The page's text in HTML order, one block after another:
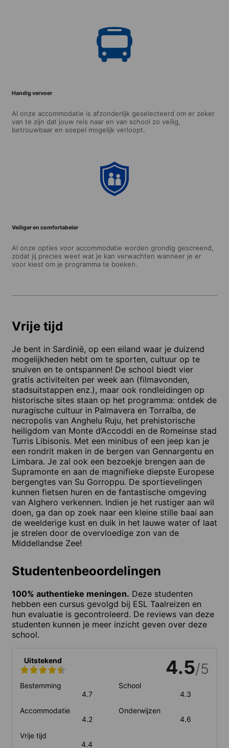
Handig vervoer
Al onze accommodatie is afzonderlijk geselecteerd om er zeker
van te zijn dat jouw reis naar en van school zo veilig,
betrouwbaar en soepel mogelijk verloopt.
Veiliger en comfortabeler
Al onze opties voor accommodatie worden grondig gescreend,
zodat jij precies weet wat je kan verwachten wanneer je er
voor kiest om je programma te boeken.
Vrije tijd
Je bent in Sardinië, op een eiland waar je duizend
mogelijkheden hebt om te sporten, cultuur op te
snuiven en te ontspannen! De school biedt vier
gratis activiteiten per week aan (filmavonden,
stadsuitstappen enz.), maar ook rondleidingen op
historische sites staan op het programma: ontdek de
nuragische cultuur in Palmavera en Torralba, de
necropolis van Anghelu Ruju, het prehistorische
heiligdom van Monte d’Accoddi en de Romeinse stad
Turris Libisonis. Met een minibus of een jeep kan je
een rondrit maken in de bergen van Gennargentu en
Limbara. Je zal ook een bezoekje brengen aan de
Supramonte en aan de magnifieke diepste Europese
bergengtes van Su Gorroppu. De sportievelingen
kunnen fietsen huren en de fantastische omgeving
van Alghero verkennen. Indien je het rustiger aan wil
doen, ga dan op zoek naar een kleine stille baai aan
de weelderige kust en duik in het lauwe water of laat
je strelen door de overvloedige zon van de
Middellandse Zee!
Studentenbeoordelingen
100% authentieke meningen. Deze studenten
hebben een cursus gevolgd bij ESL Taalreizen en
hun evaluatie is gecontroleerd. De reviews van deze
studenten kunnen je meer inzicht geven over deze
school.
Uitstekend 4.5/5
Bestemming
4.7
School
4.3
Accommodatie
4.2
Onderwijzen
4.6
Vrije tijd
4.4